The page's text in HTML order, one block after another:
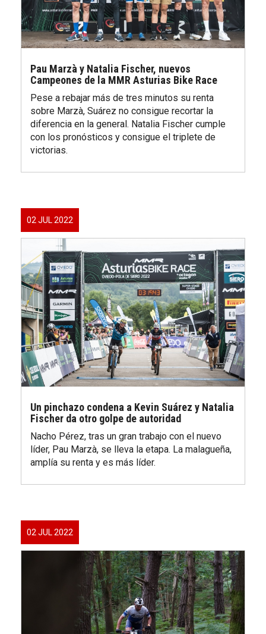
Pau Marzà y Natalia Fischer, nuevos
Campeones de la MMR Asturias Bike Race
Pese a rebajar más de tres minutos su renta
sobre Marzà, Suárez no consigue recortar la
diferencia en la general. Natalia Fischer cumple
con los pronósticos y consigue el triplete de
victorias.
02 JUL 2022
Un pinchazo condena a Kevin Suárez y Natalia
Fischer da otro golpe de autoridad
Nacho Pérez, tras un gran trabajo con el nuevo
líder, Pau Marzà, se lleva la etapa. La malagueña,
amplía su renta y es más líder.
02 JUL 2022